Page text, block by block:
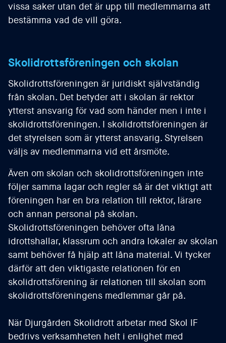
vissa saker utan det är upp till medlemmarna att
bestämma vad de vill göra.
Skolidrottsföreningen och skolan
Skolidrottsföreningen är juridiskt självständig
från skolan. Det betyder att i skolan är rektor
ytterst ansvarig för vad som händer men i inte i
skolidrottsföreningen. I skolidrottsföreningen är
det styrelsen som är ytterst ansvarig. Styrelsen
väljs av medlemmarna vid ett årsmöte.
Även om skolan och skolidrottsföreningen inte
följer samma lagar och regler så är det viktigt att
föreningen har en bra relation till rektor, lärare
och annan personal på skolan.
Skolidrottsföreningen behöver ofta låna
idrottshallar, klassrum och andra lokaler av skolan
samt behöver få hjälp att låna material. Vi tycker
därför att den viktigaste relationen för en
skolidrottsförening är relationen till skolan som
skolidrottsföreningens medlemmar går på.
När Djurgården Skolidrott arbetar med Skol IF
bedrivs verksamheten helt i enlighet med